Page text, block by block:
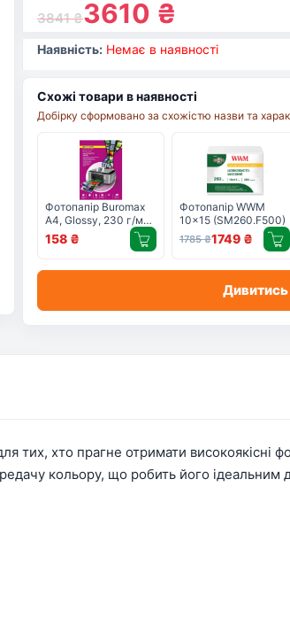
3841₴3610 ₴
Наявність: Немає в наявності
Схожі товари в наявності
Добірку сформовано за схожістю назви та
Фотопапір Buromax
А4, Glossy, 230 г/м2,
20sheets (BM.2220-
6020)
158 ₴
Фотопапір WWM
10x15 (SM260.F500)
1785₴1749 ₴
тих, хто прагне отримати високоякісні
кольору, що робить його ідеальним